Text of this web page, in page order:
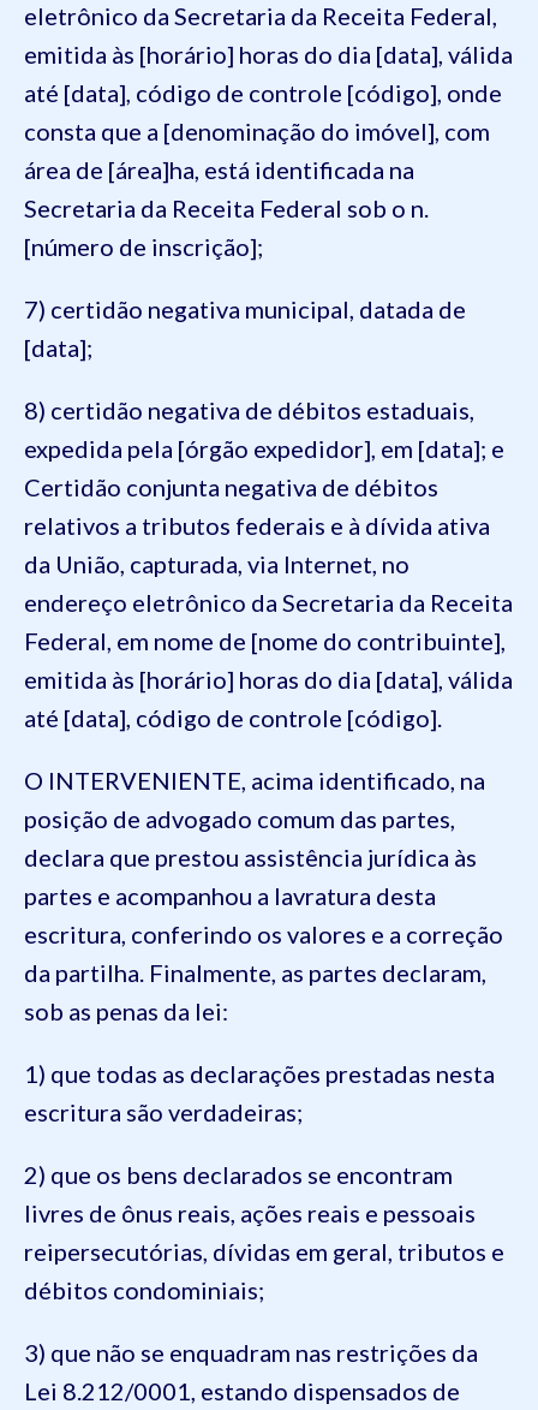
eletrônico da Secretaria da Receita Federal,
emitida às [horário] horas do dia [data], válida
até [data], código de controle [código], onde
consta que a [denominação do imóvel], com
área de [área]ha, está identificada na
Secretaria da Receita Federal sob o n.
[número de inscrição];
7) certidão negativa municipal, datada de
[data];
8) certidão negativa de débitos estaduais,
expedida pela [órgão expedidor], em [data]; e
Certidão conjunta negativa de débitos
relativos a tributos federais e à dívida ativa
da União, capturada, via Internet, no
endereço eletrônico da Secretaria da Receita
Federal, em nome de [nome do contribuinte],
emitida às [horário] horas do dia [data], válida
até [data], código de controle [código].
O INTERVENIENTE, acima identificado, na
posição de advogado comum das partes,
declara que prestou assistência jurídica às
partes e acompanhou a lavratura desta
escritura, conferindo os valores e a correção
da partilha. Finalmente, as partes declaram,
sob as penas da lei:
1) que todas as declarações prestadas nesta
escritura são verdadeiras;
2) que os bens declarados se encontram
livres de ônus reais, ações reais e pessoais
reipersecutórias, dívidas em geral, tributos e
débitos condominiais;
3) que não se enquadram nas restrições da
Lei 8.212/0001, estando dispensados de